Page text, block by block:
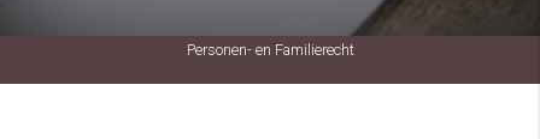
Personen- en Familierecht